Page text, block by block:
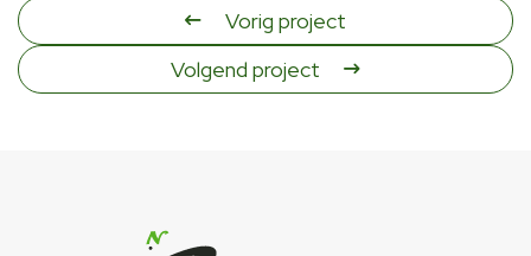
Vorig project
Volgend project